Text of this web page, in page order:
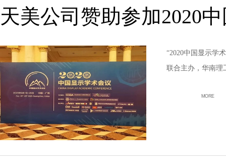
天美公司赞助参加2020
“2020中国显示学
联合主办，华南理
MORE